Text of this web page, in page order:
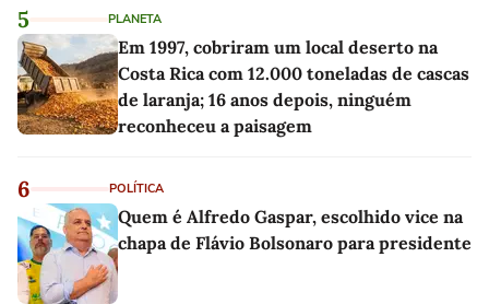
5 PLANETA
Em 1997, cobriram um local deserto na
Costa Rica com 12.000 toneladas de cascas
de laranja; 16 anos depois, ninguém
reconheceu a paisagem
6 POLÍTICA
Quem é Alfredo Gaspar, escolhido vice na
chapa de Flávio Bolsonaro para presidente